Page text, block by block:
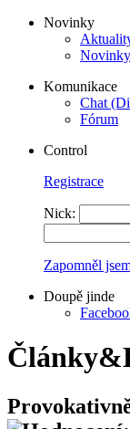
Novinky
Novinky
Komunikace
Chat
Fórum
Control
Registrace
Nick:
Zapomněl
Doupě jinde